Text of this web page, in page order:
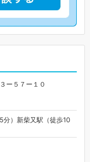
ー５７ー１０
分）新柴又駅（徒歩10